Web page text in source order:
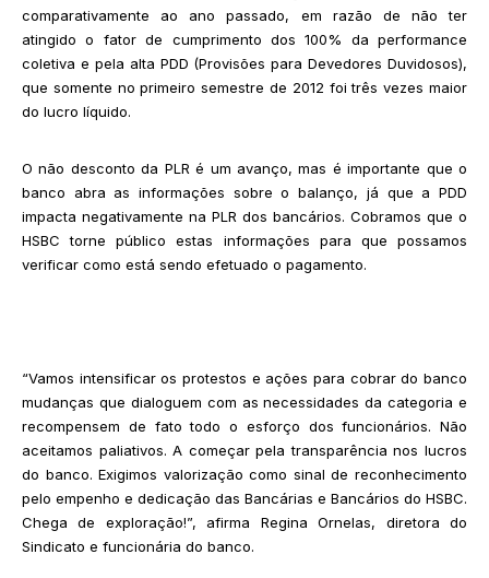
comparativamente ao ano passado, em razão de não ter
atingido o fator de cumprimento dos 100% da performance
coletiva e pela alta PDD (Provisões para Devedores Duvidosos),
que somente no primeiro semestre de 2012 foi três vezes maior
do lucro líquido.
O não desconto da PLR é um avanço, mas é importante que o
banco abra as informações sobre o balanço, já que a PDD
impacta negativamente na PLR dos bancários. Cobramos que o
HSBC torne público estas informações para que possamos
verificar como está sendo efetuado o pagamento.
“Vamos intensificar os protestos e ações para cobrar do banco
mudanças que dialoguem com as necessidades da categoria e
recompensem de fato todo o esforço dos funcionários. Não
aceitamos paliativos. A começar pela transparência nos lucros
do banco. Exigimos valorização como sinal de reconhecimento
pelo empenho e dedicação das Bancárias e Bancários do HSBC.
Chega de exploração!”, afirma Regina Ornelas, diretora do
Sindicato e funcionária do banco.